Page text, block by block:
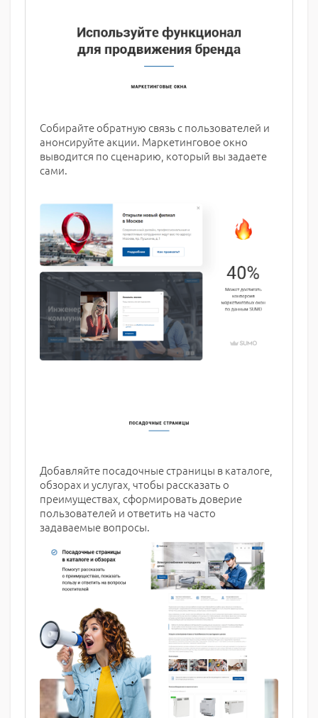
Собирайте обратную связь с пользователей и
анонсируйте акции. Маркетинговое окно
выводится по сценарию, который вы задаете
сами.
Добавляйте посадочные страницы в каталоге,
обзорах и услугах, чтобы рассказать о
преимуществах, сформировать доверие
пользователей и ответить на часто
задаваемые вопросы.